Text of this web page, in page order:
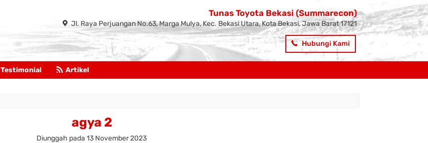
Tunas Toyota Bekasi (Summarecon)
Jl. Raya Perjuangan No.63, Marga Mulya, Kec. Bekasi Utara, Kota Bekasi, Jawa Barat 17121
Hubungi Kami
Testimonial Artikel
agya 2
Diunggah pada 13 November 2023